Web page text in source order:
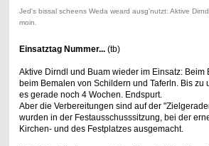
Jed's bissal scheens Weda weard ausg'nutzt: Aktive
moin.
Einsatztag Nummer... (tb)
Aktive Dirndl und Buam wieder im Einsatz: Beim
beim Bemalen von Schildern und Taferln. Bis zu
es gerade noch 4 Wochen. Endspurt.
Aber die Verbereitungen sind auf der
wurden in der Festausschusssitzung, bei der
Kirchen- und des Festplatzes ausgemacht.